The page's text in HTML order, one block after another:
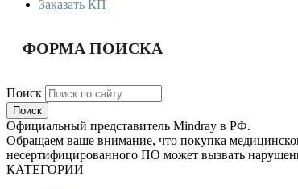
Заказать КП
ФОРМА ПОИСКА
Поиск
Официальный представитель Mindray в РФ.
Обращаем ваше внимание, что покупка
несертифицированного ПО может вызвать
КАТЕГОРИИ